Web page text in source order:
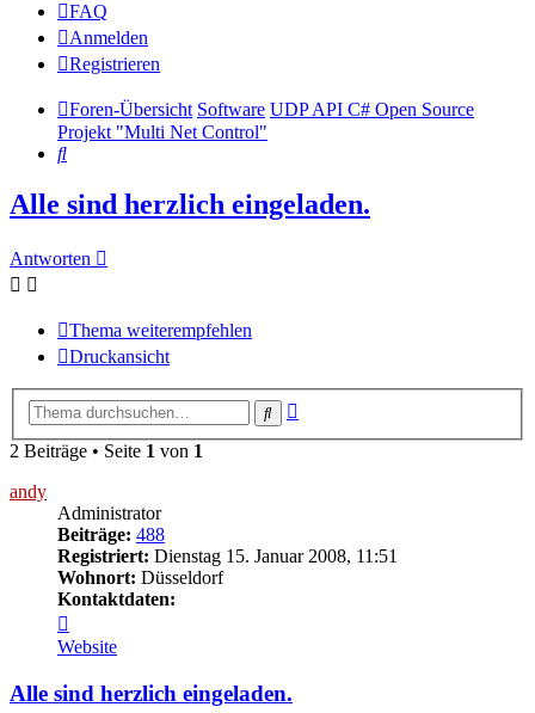
FAQ
Anmelden
Registrieren
Foren-Übersicht Software UDP API C# Open Source
Projekt "Multi Net Control"
Suche
Alle sind herzlich eingeladen.
Antworten
Thema weiterempfehlen
Druckansicht
Suche
2 Beiträge • Seite 1 von 1
andy
Administrator
Beiträge: 488
Registriert: Dienstag 15. Januar 2008, 11:51
Wohnort: Düsseldorf
Kontaktdaten:
von
andy
Website
Alle sind herzlich eingeladen.